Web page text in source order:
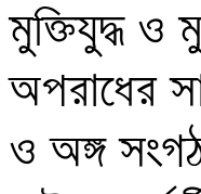
মুক্তিযুদ্ধ ও
অপরাধের
ও অঙ্গ